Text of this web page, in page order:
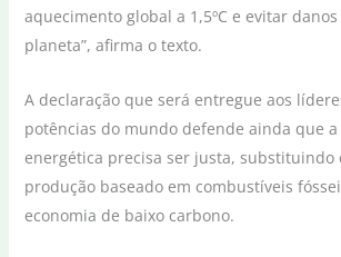
aquecimento global a 1,5ºC e evitar
planeta”, afirma o texto.
A declaração que será entregue aos
potências do mundo defende ainda que
energética precisa ser justa, substituindo
produção baseado em combustíveis
economia de baixo carbono.